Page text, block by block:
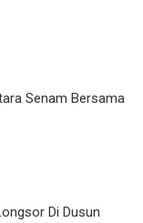
Senam Bersama
Di Dusun